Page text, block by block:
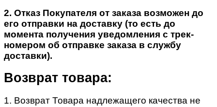
2. Отказ Покупателя от заказа возможен до
его отправки на доставку (то есть до
момента получения уведомления с трек-
номером об отправке заказа в службу
доставки).
Возврат товара:
1. Возврат Товара надлежащего качества не